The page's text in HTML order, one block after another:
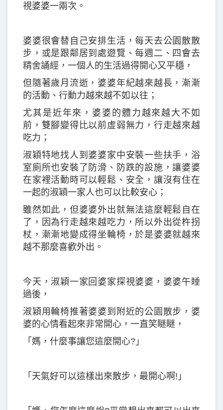
視婆婆一兩次。
婆婆很會替自己安排生活，每天去公園散散
步，或是跟鄰居到處遊覽、每週二、四會去
精舍誦經，一個人的生活過得開心又平穩，
但隨著歲月流逝，婆婆年紀越來越長，漸漸
的活動、行動力越來越不如以往；
尤其是近年來，婆婆的體力越來越大不如
前，雙腳變得比以前虛弱無力，行走越來越
吃力；
淑穎特地找人到婆婆家中安裝一些扶手，浴
室廁所也安裝了防滑、防跌的設施，讓婆婆
在家裡活動時可以輕鬆、安全，讓沒有住在
一起的淑穎一家人也可以比較安心；
雖然如此，但婆婆外出就無法這麼輕鬆自在
了，因為行走越來越吃力，所以外出從杵拐
杖，漸漸地變成得坐輪椅，於是婆婆就越來
越不那麼喜歡外出。
今天，淑穎一家回婆家探視婆婆，婆婆午睡
過後，
淑穎用輪椅推著婆婆到附近的公園散步，婆
婆的心情看起來非常開心，一直笑瞇瞇，
「媽，什麼事讓您這麼開心?」
「天氣好可以這樣出來散步，最開心啊!」